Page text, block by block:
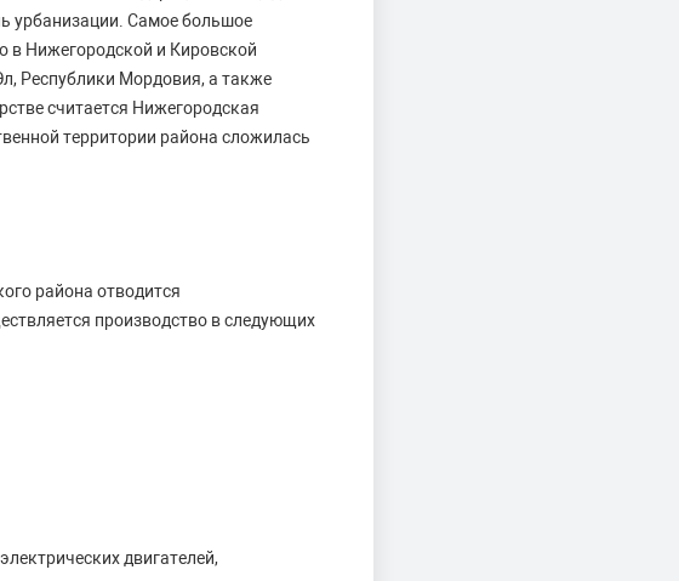
урбанизации. Самое большое
в Нижегородской и Кировской
Республики Мордовия, а также
считается Нижегородская
территории района сложилась
района отводится
производство в следующих
двигателей,